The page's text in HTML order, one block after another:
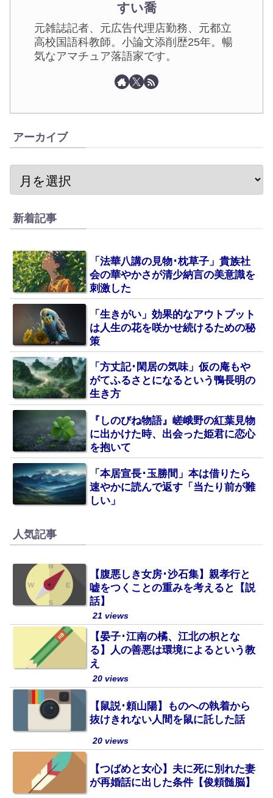
すい喬
元雑誌記者、元広告代理店勤務、元都立
高校国語科教師。小論文添削歴25年。暢
気なアマチュア落語家です。
アーカイブ
新着記事
「法華八講の見物･枕草子」貴族社
会の華やかさが清少納言の美意識を
刺激した
「生きがい」効果的なアウトプット
は人生の花を咲かせ続けるための秘
策
「方丈記･閑居の気味」仮の庵もや
がてふるさとになるという鴨長明の
生き方
『しのびね物語』嵯峨野の紅葉見物
に出かけた時、出会った姫君に恋心
を抱いて
「本居宣長･玉勝間」本は借りたら
速やかに読んで返す「当たり前が難
しい」
人気記事
【腹悪しき女房･沙石集】親孝行と
嘘をつくことの重みを考えると【説
話】
21 views
【晏子･江南の橘、江北の枳とな
る】人の善悪は環境によるという教
え
20 views
【鼠説･頼山陽】ものへの執着から
抜けきれない人間を鼠に託した話
20 views
【つばめと女心】夫に死に別れた妻
が再婚話に出した条件【俊頼髄脳】